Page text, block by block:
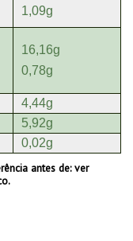
1,09g
16,16g
0,78g
4,44g
5,92g
0,02g
antes de: ver